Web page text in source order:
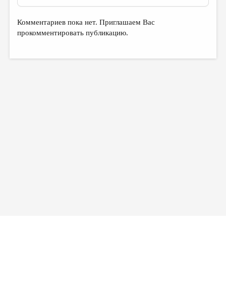
Комментариев пока нет. Приглашаем Вас
прокомментировать публикацию.